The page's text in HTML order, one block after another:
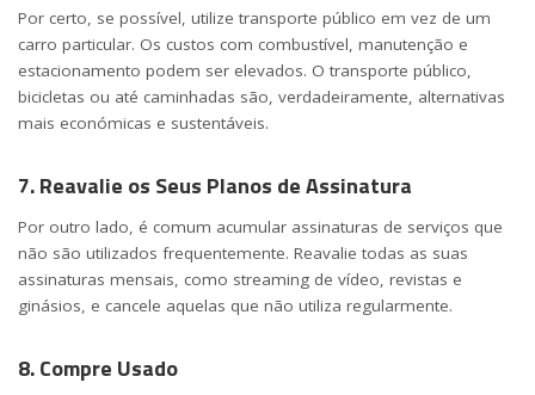
Por certo, se possível, utilize transporte público em vez de um
carro particular. Os custos com combustível, manutenção e
estacionamento podem ser elevados. O transporte público,
bicicletas ou até caminhadas são, verdadeiramente, alternativas
mais económicas e sustentáveis.
7. Reavalie os Seus Planos de Assinatura
Por outro lado, é comum acumular assinaturas de serviços que
não são utilizados frequentemente. Reavalie todas as suas
assinaturas mensais, como streaming de vídeo, revistas e
ginásios, e cancele aquelas que não utiliza regularmente.
8. Compre Usado